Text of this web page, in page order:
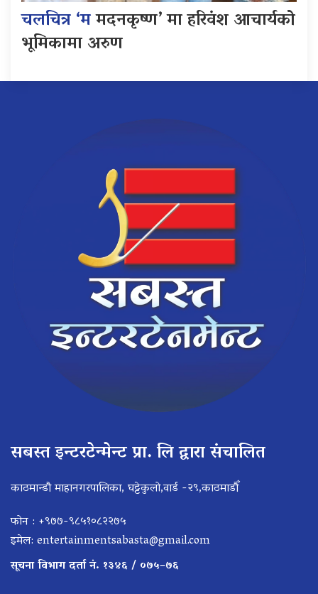
चलचित्र ‘ममदनकृष्ण’ मा हरिवंश आचार्यको
भूमिकामा अरुण
सबस्त इन्टरटेन्मेन्ट प्रा. लि द्वारा संचालित
काठमान्डौ माहानगरपालिका, घट्टेकुलो,वार्ड -२९,काठमाडौँ
फोन : +९७७-९८५१०८२२७५
इमेल: entertainmentsabasta@gmail.com
सूचना विभाग दर्ता नं. १३४६ / ०७५–७६